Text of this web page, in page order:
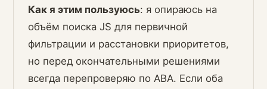
Как я этим пользуюсь: я опираюсь на
объём поиска JS для первичной
фильтрации и расстановки приоритетов,
но перед окончательными решениями
всегда перепроверяю по ABA. Если оба